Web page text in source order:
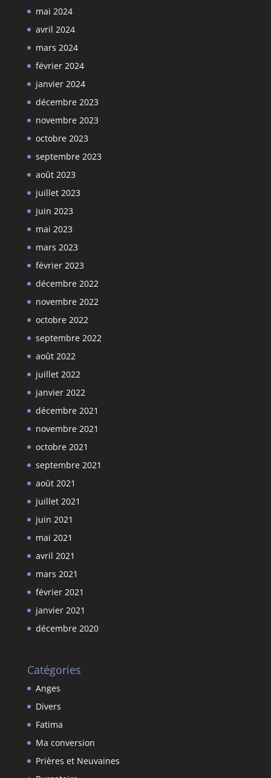
mai 2024
avril 2024
mars 2024
février 2024
janvier 2024
décembre 2023
novembre 2023
octobre 2023
septembre 2023
août 2023
juillet 2023
juin 2023
mai 2023
mars 2023
février 2023
décembre 2022
novembre 2022
octobre 2022
septembre 2022
août 2022
juillet 2022
janvier 2022
décembre 2021
novembre 2021
octobre 2021
septembre 2021
août 2021
juillet 2021
juin 2021
mai 2021
avril 2021
mars 2021
février 2021
janvier 2021
décembre 2020
Catégories
Anges
Divers
Fatima
Ma conversion
Prières et Neuvaines